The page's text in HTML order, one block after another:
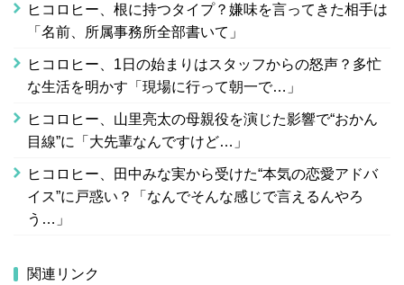
ヒコロヒー、根に持つタイプ？嫌味を言ってきた相手は
「名前、所属事務所全部書いて」
ヒコロヒー、1日の始まりはスタッフからの怒声？多忙
な生活を明かす「現場に行って朝一で…」
ヒコロヒー、山里亮太の母親役を演じた影響で“おかん
目線”に「大先輩なんですけど…」
ヒコロヒー、田中みな実から受けた“本気の恋愛アドバ
イス”に戸惑い？「なんでそんな感じで言えるんやろ
う…」
関連リンク